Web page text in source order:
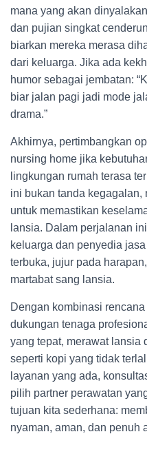
mana yang akan
dan pujian singkat
biarkan mereka merasa
dari keluarga. Jika ada
humor sebagai jembatan:
biar jalan pagi jadi mode
drama.”
Akhirnya, pertimbangkan
nursing home jika
lingkungan rumah terasa
ini bukan tanda
untuk memastikan
lansia. Dalam perjalanan
keluarga dan penyedia
terbuka, jujur pada
martabat sang lansia.
Dengan kombinasi
dukungan tenaga
yang tepat, merawat lansia
seperti kopi yang tidak
layanan yang ada,
pilih partner perawatan
tujuan kita sederhana:
nyaman, aman, dan penuh